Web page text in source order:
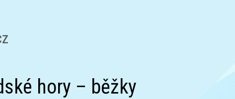
hory – běžky